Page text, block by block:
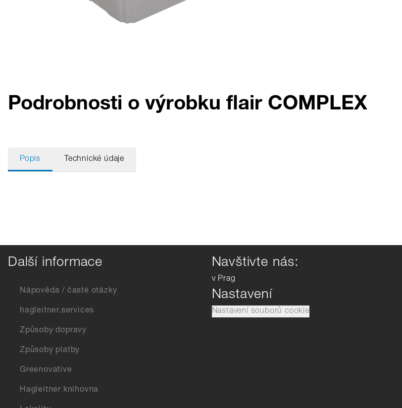
Podrobnosti o výrobku flair COMPLEX
Popis Technické údaje
Další informace
Nápověda / časté otázky
hagleitner.services
Způsoby dopravy
Způsoby platby
Greenovative
Hagleitner knihovna
Navštivte nás:
v Prag
Nastavení
Nastavení souborů cookie